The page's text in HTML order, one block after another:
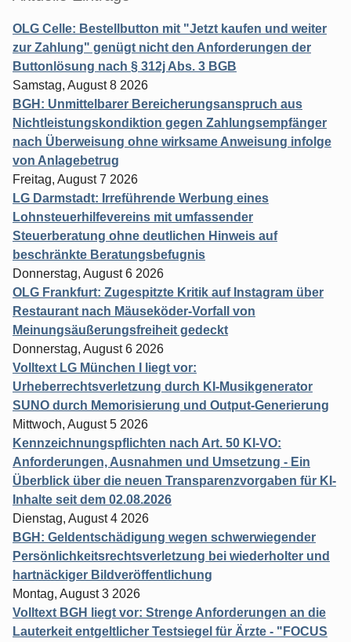
OLG Celle: Bestellbutton mit "Jetzt kaufen und weiter
zur Zahlung" genügt nicht den Anforderungen der
Buttonlösung nach § 312j Abs. 3 BGB
Samstag, August 8 2026
BGH: Unmittelbarer Bereicherungsanspruch aus
Nichtleistungskondiktion gegen Zahlungsempfänger
nach Überweisung ohne wirksame Anweisung infolge
von Anlagebetrug
Freitag, August 7 2026
LG Darmstadt: Irreführende Werbung eines
Lohnsteuerhilfevereins mit umfassender
Steuerberatung ohne deutlichen Hinweis auf
beschränkte Beratungsbefugnis
Donnerstag, August 6 2026
OLG Frankfurt: Zugespitzte Kritik auf Instagram über
Restaurant nach Mäuseköder-Vorfall von
Meinungsäußerungsfreiheit gedeckt
Donnerstag, August 6 2026
Volltext LG München I liegt vor:
Urheberrechtsverletzung durch KI-Musikgenerator
SUNO durch Memorisierung und Output-Generierung
Mittwoch, August 5 2026
Kennzeichnungspflichten nach Art. 50 KI-VO:
Anforderungen, Ausnahmen und Umsetzung - Ein
Überblick über die neuen Transparenzvorgaben für KI-
Inhalte seit dem 02.08.2026
Dienstag, August 4 2026
BGH: Geldentschädigung wegen schwerwiegender
Persönlichkeitsrechtsverletzung bei wiederholter und
hartnäckiger Bildveröffentlichung
Montag, August 3 2026
Volltext BGH liegt vor: Strenge Anforderungen an die
Lauterkeit entgeltlicher Testsiegel für Ärzte - "FOCUS